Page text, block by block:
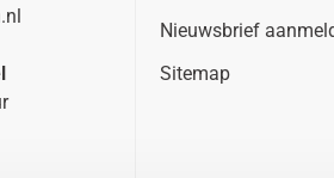
Nieuwsbrief
Sitemap